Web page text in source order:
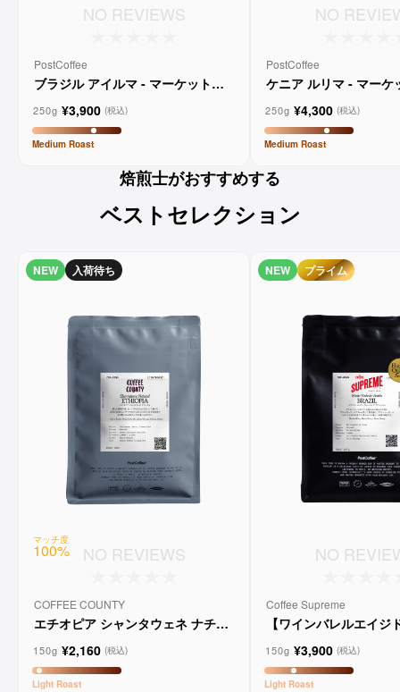
NO REVIEWS
PostCoffee
ブラジル アイルマ - マーケットレ
250g ¥3,900 (税込)
Medium Roast
NO
PostCoffee
ケニア ルリマ - マーケ
250g ¥4,300 (税込)
Medium Roast
焙煎士がおすすめする
ベストセレクション
NEW 入荷待ち
マッチ度
100% NO REVIEWS
COFFEE COUNTY
エチオピア シャンタウェネ ナチュ
150g ¥2,160 (税込)
Light Roast
NEW プライム
NO
Coffee Supreme
【ワインバレルエイジ
ョ
150g ¥3,900 (税込)
Light Roast